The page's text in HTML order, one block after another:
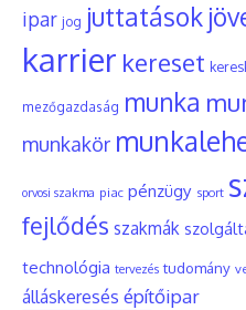
ipar jog juttatások
karrier kereset
mezőgazdaság munka
munkakör
orvosi szakma piac pénzügy sport
fejlődés szakmák
technológia tervezés tudomány
álláskeresés építőipar